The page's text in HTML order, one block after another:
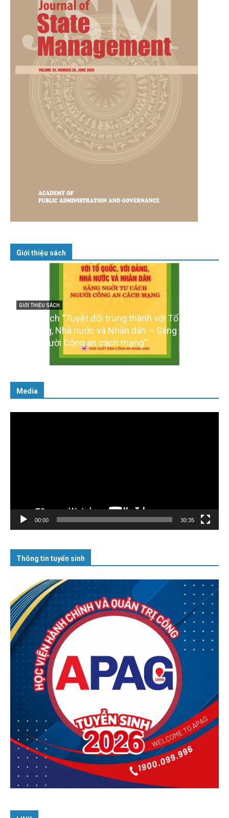
Giới thiệu sách
GIỚI THIỆU SÁCH
Cuốn sách “Tuyệt đối trung thành với Tổ quốc,
với Đảng, Nhà nước và Nhân dân – Sáng ngời tư
cách người Công an cách mạng”
Media
00:00 30:35
Thông tin tuyển sinh